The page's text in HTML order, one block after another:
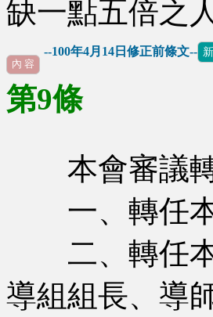
缺一點五倍之
--100年4月14日修正前條文--
內 容
第9條
本會審議轉
一、轉任本
二、轉任本
導組組長、導師